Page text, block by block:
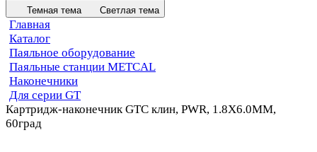
Темная тема Светлая тема
Главная
Каталог
Паяльное оборудование
Паяльные станции METCAL
Наконечники
Для серии GT
Картридж-наконечник GTC клин, PWR, 1.8X6.0MM,
60град